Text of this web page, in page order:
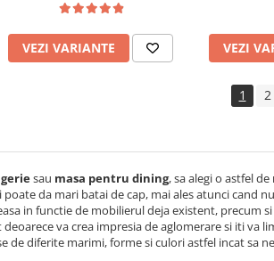
160x96x80 cm si 6 scaune
pliante, tapitate, piele
ecologica, fag
VEZI VARIANTE VEZI
1 2
sau masa pentru dining, sa alegi o astfel de
da mari batai de cap, mai ales atunci cand
in functie de mobilierul deja existent, precum
va crea impresia de aglomerare si iti va
de diferite marimi, forme si culori astfel incat sa